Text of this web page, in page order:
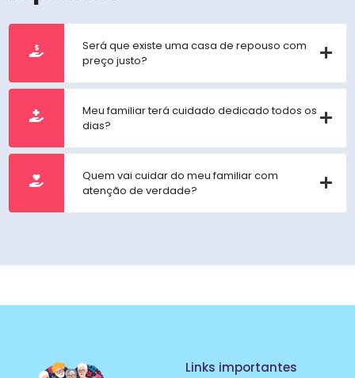
Será que existe uma casa de repouso com
preço justo?
Meu familiar terá cuidado dedicado todos os
dias?
Quem vai cuidar do meu familiar com
atenção de verdade?
Links importantes